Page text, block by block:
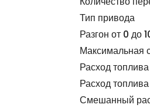
Тип привода
Разгон от 0 до
Максимальная
Расход
Расход
Смешанный